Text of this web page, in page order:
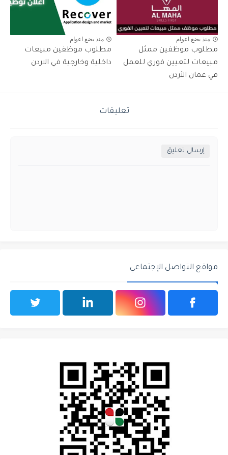
منذ بضع اعوام
مطلوب موظفين ممثل
مبيعات لتعيين فوري للعمل
في عمان الأردن
منذ بضع اعوام
مطلوب موظفين مبيعات
داخلية وخارجية في الاردن
تعليقات
إرسال تعليق
مواقع التواصل الإجتماعي